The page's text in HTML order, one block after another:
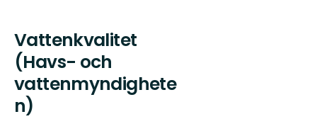
Vattenkvalitet
(Havs- och
vattenmyndighete
n)